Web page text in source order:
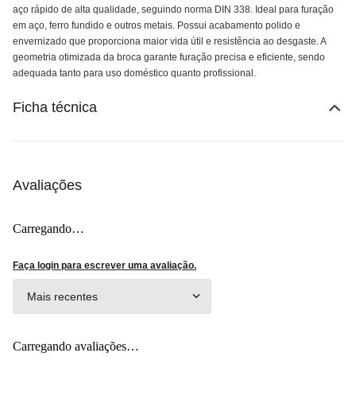
aço rápido de alta qualidade, seguindo norma DIN 338. Ideal para furação
em aço, ferro fundido e outros metais. Possui acabamento polido e
envernizado que proporciona maior vida útil e resistência ao desgaste. A
geometria otimizada da broca garante furação precisa e eficiente, sendo
adequada tanto para uso doméstico quanto profissional.
Ficha técnica
Avaliações
Carregando…
Faça login para escrever uma avaliação.
Mais recentes
Carregando avaliações…